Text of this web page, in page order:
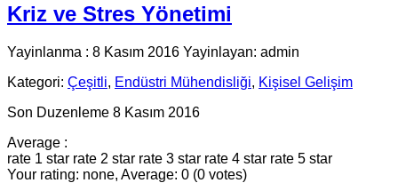
Kriz ve Stres Yönetimi
Yayinlanma : 8 Kasım 2016 Yayinlayan: admin
Kategori: Çeşitli, Endüstri Mühendisliği, Kişisel Gelişim
Son Duzenleme 8 Kasım 2016
Average :
rate 1 star rate 2 star rate 3 star rate 4 star rate 5 star
Your rating: none, Average: 0 (0 votes)